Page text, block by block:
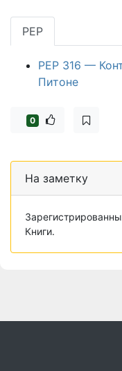
PEP
PEP 316 —
Питоне
0
На заметку
Книги.